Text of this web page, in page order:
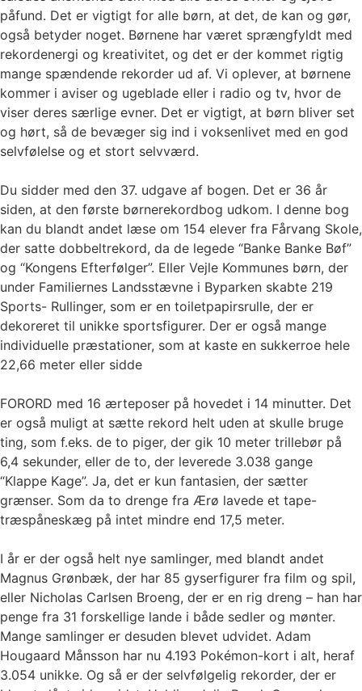
påfund. Det er vigtigt for alle børn, at det, de kan og gør,
også betyder noget. Børnene har været sprængfyldt med
rekordenergi og kreativitet, og det er der kommet rigtig
mange spændende rekorder ud af. Vi oplever, at børnene
kommer i aviser og ugeblade eller i radio og tv, hvor de
viser deres særlige evner. Det er vigtigt, at børn bliver set
og hørt, så de bevæger sig ind i voksenlivet med en god
selvfølelse og et stort selvværd.
Du sidder med den 37. udgave af bogen. Det er 36 år
siden, at den første børnerekordbog udkom. I denne bog
kan du blandt andet læse om 154 elever fra Fårvang Skole,
der satte dobbeltrekord, da de legede “Banke Banke Bøf”
og “Kongens Efterfølger”. Eller Vejle Kommunes børn, der
under Familiernes Landsstævne i Byparken skabte 219
Sports- Rullinger, som er en toiletpapirsrulle, der er
dekoreret til unikke sportsfigurer. Der er også mange
individuelle præstationer, som at kaste en sukkerroe hele
22,66 meter eller sidde
FORORD med 16 ærteposer på hovedet i 14 minutter. Det
er også muligt at sætte rekord helt uden at skulle bruge
ting, som f.eks. de to piger, der gik 10 meter trillebør på
6,4 sekunder, eller de to, der leverede 3.038 gange
“Klappe Kage”. Ja, det er kun fantasien, der sætter
grænser. Som da to drenge fra Ærø lavede et tape-
træspåneskæg på intet mindre end 17,5 meter.
I år er der også helt nye samlinger, med blandt andet
Magnus Grønbæk, der har 85 gyserfigurer fra film og spil,
eller Nicholas Carlsen Broeng, der er en rig dreng – han har
penge fra 31 forskellige lande i både sedler og mønter.
Mange samlinger er desuden blevet udvidet. Adam
Hougaard Månsson har nu 4.193 Pokémon-kort i alt, heraf
3.054 unikke. Og så er der selvfølgelig rekorder, der er